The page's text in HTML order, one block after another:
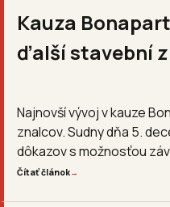
Kauza
ďalší stavební
Najnovší vývoj v kauze
znalcov. Sudny dňa 5.
dôkazov s možnosťou
Čítať článok→